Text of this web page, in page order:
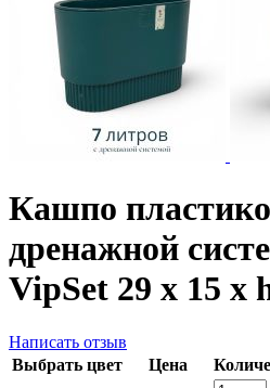
Кашпо
дренажной
VipSet 29 х 15 х
Написать отзыв
Выбрать цвет
Цена